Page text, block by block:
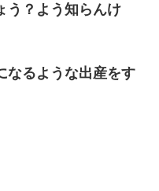
（あれ？ディズニーシー
僚「シーで並んでるこ
、すごい鳥肌が立った
レンタカーを借りて山の
う？よう知らんけ
なるような出産をす